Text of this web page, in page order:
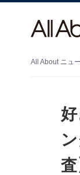
All About ニュ
査